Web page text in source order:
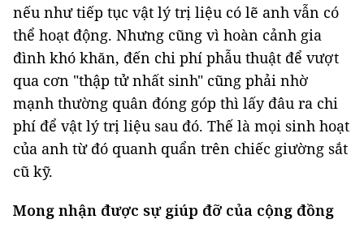
nếu như tiếp tục vật lý trị liệu có lẽ anh vẫn có
thể hoạt động. Nhưng cũng vì hoàn cảnh gia
đình khó khăn, đến chi phí phẫu thuật để vượt
qua cơn "thập tử nhất sinh" cũng phải nhờ
mạnh thường quân đóng góp thì lấy đâu ra chi
phí để vật lý trị liệu sau đó. Thế là mọi sinh hoạt
của anh từ đó quanh quẩn trên chiếc giường sắt
cũ kỹ.
Mong nhận được sự giúp đỡ của cộng đồng